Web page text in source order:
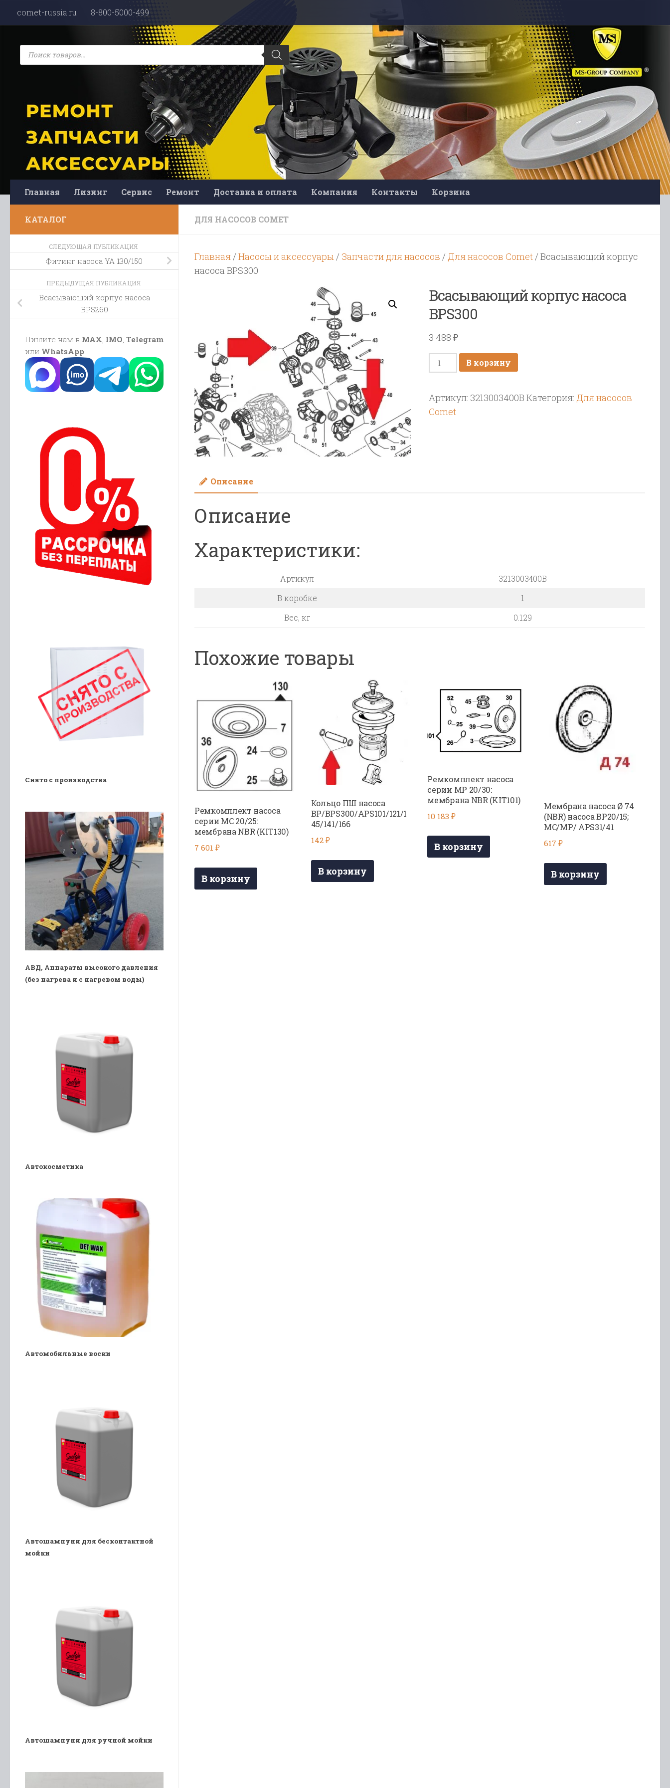
Перейти к содержимому
comet-russia.ru 8-800-5000-499
Поиск
товаров
Главная Лизинг Сервис Ремонт Доставка и оплата Компания Контакты Корзина
ДЛЯ НАСОСОВ COMET
Главная / Насосы и аксессуары / Запчасти для насосов / Для насосов Comet / Всасывающий корпус
насоса BPS300
Всасывающий корпус насоса
BPS300
3 488₽
Количество
товара
корпус
насоса
В корзину
Артикул: 3213003400B Категория: Для насосов
Comet
Описание
Описание
Характеристики:
Артикул
3213003400B
В коробке
1
Вес, кг
0.129
Похожие товары
Ремкомплект насоса
серии MC 20/25:
мембрана NBR (KIT130)
7 601 ₽
В корзину
Кольцо ПШ насоса
BP/BPS300/APS101/121/1
45/141/166
142 ₽
В корзину
Ремкомплект насоса
серии МР 20/30:
мембрана NBR (KIT101)
10 183₽
В корзину
Мембрана насоса Ø 74
(NBR) насоса BP20/15;
MC/MP/ APS31/41
617₽
В корзину
КАТАЛОГ
СЛЕДУЮЩАЯ ПУБЛИКАЦИЯ
Фитинг насоса YA 130/150
ПРЕДЫДУЩАЯ ПУБЛИКАЦИЯ
Всасывающий корпус насоса
BPS260
Пишите нам в MAX, IMO, Telegram
или WhatsApp:
Снято с производства
АВД, Аппараты высокого давления
(без нагрева и с нагревом воды)
Автокосметика
Автомобильные воски
Автошампуни для бесконтактной
мойки
Автошампуни для ручной мойки